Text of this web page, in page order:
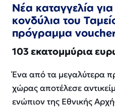
Νέα καταγγελία
κονδύλια του
πρόγραμμα
103 εκατομμύρια
Ένα από τα μεγαλύτερα
χώρας αποτέλεσε
ενώπιον της Εθνικής